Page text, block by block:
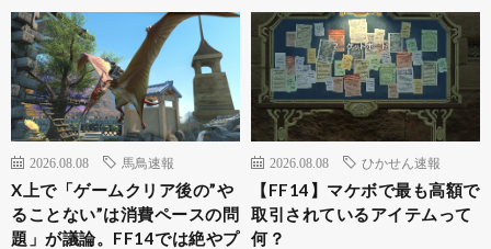
2026.08.08 馬鳥速報
X上で「ゲームクリア後の”や
ることない”は消費ペースの問
題」が議論。FF14では絶やプ
2026.08.08 ひかせん速報
【FF14】マケボで最も高額で
取引されているアイテムって
何？